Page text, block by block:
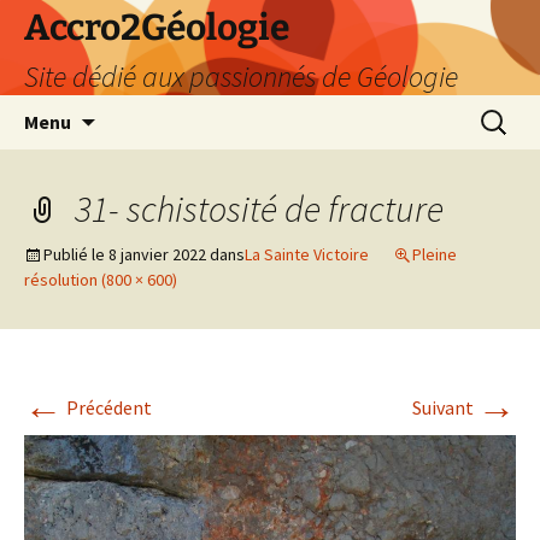
Accro2Géologie
Site dédié aux passionnés de Géologie
Menu
31- schistosité de fracture
Publié le 8 janvier 2022dansLa Sainte Victoire
Pleine
résolution (800 × 600)
← Précédent Suivant →